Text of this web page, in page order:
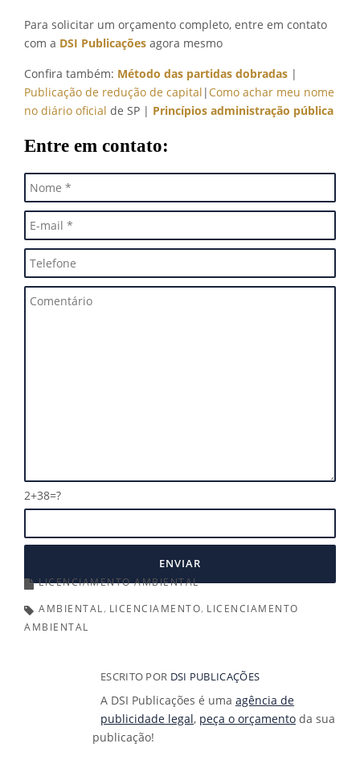
Para solicitar um orçamento completo, entre em contato
com a DSI Publicações agora mesmo
Confira também: Método das partidas dobradas |
Publicação de redução de capital | Como achar meu nome
no diário oficial de SP | Princípios administração pública
Entre em contato:
2+38=?
LICENCIAMENTO AMBIENTAL
AMBIENTAL LICENCIAMENTO LICENCIAMENTO
AMBIENTAL
ESCRITO POR DSI PUBLICAÇÕES
A DSI Publicações é uma agência de
publicidade legal, peça o orçamento da sua
publicação!